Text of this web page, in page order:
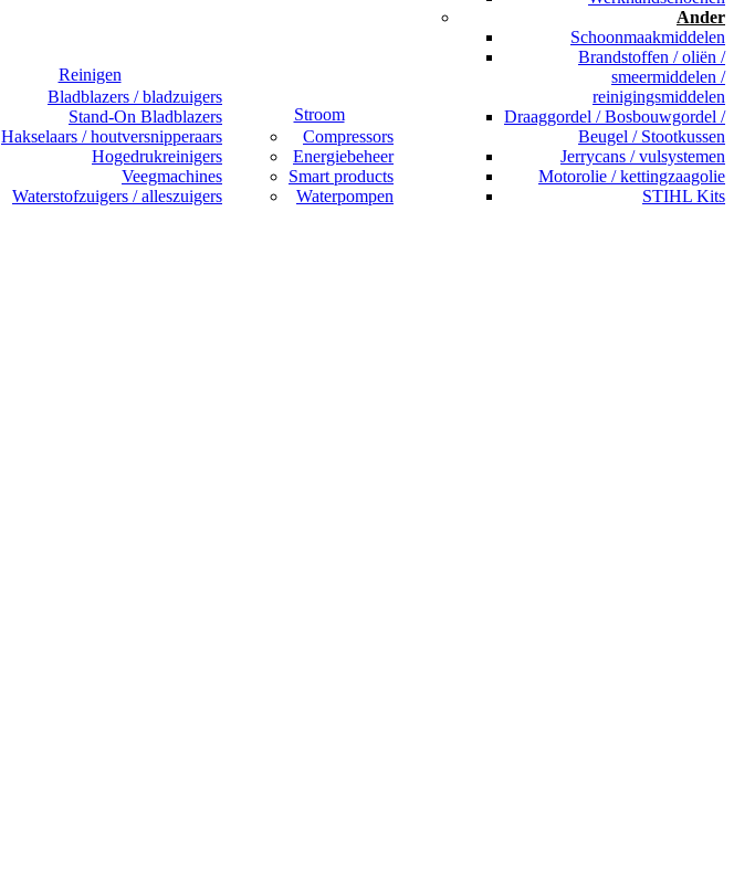
Reinigen
Bladblazers / bladzuigers
Stand-On Bladblazers
Hakselaars / houtversnipperaars
Hogedrukreinigers
Veegmachines
Waterstofzuigers / alleszuigers
Stroom
Compressors
Energiebeheer
Smart products
Waterpompen
Ander
Schoonmaakmiddelen
Brandstoffen / oliën /
smeermiddelen /
reinigingsmiddelen
Draaggordel / Bosbouwgordel /
Beugel / Stootkussen
Jerrycans / vulsystemen
Motorolie / kettingzaagolie
STIHL Kits